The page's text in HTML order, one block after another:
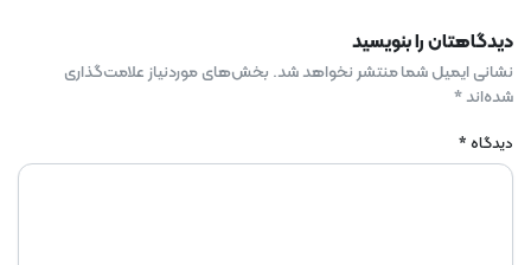
دیدگاهتان را بنویسید
نشانی ایمیل شما منتشر نخواهد شد. بخش‌های موردنیاز علامت‌گذاری
شده‌اند*
دیدگاه *